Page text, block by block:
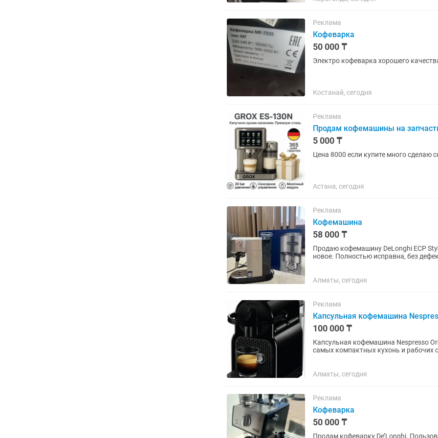
Реклама
Кофеварка
50 000 ₸
Электро кофеварка хорошего
Костанай, сегодня
Реклама
Продам кофемашины на
5 000 ₸
Цена 8000 если купите много сделаю
Астана, сегодня
Реклама
Кофемашина
58 000 ₸
Продаю кофемашину DeLonghi ECP
новое. Полностью исправна, без
Алматы, сегодня
Реклама
Капсульная кофемашина
100 000 ₸
Капсульная кофемашина Nespresso
самых компактных кухонь и рабочих
Алматы, сегодня
Реклама
Кофеварка
50 000 ₸
Продам кофеварку De’Longhi.